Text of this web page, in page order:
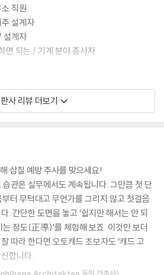
완성하기
도면에 [치수] 넣기
면도에서 문자 크기만 바꾸기
도면 완성!
도 깨지지 않는 고화질 JPG로 출력하기
면을 다시 dwg 파일로 가져오기
샘이 걸려 있다!
까지, 아는 만큼 빨라진다!
직원
설계자
설계자
면 되는 / 기계 분야 종사자
전기, 가구 실무 도면 총망라!
수의 24가지 비법 수록
도면 작성] 모듈 충족
완벽 대응
해결, 오토캐드 AI까지!
을 그릴 수 있습니다!
사 리뷰 더보기
삽질 예방 주사를 맞으세요!
관은 실무에서도 계속됩니다. 그만큼 첫 단
터 무턱대고 무언가를 그리지 않고 첫걸음
. 간단한 도면을 놓고 ‘쉽지만 해서는 안 되
는 정도(正導)’를 체험해 보죠. 이것만 보더
따라 한다면 오토캐드 초보자도 ‘캐드 고
합니다.